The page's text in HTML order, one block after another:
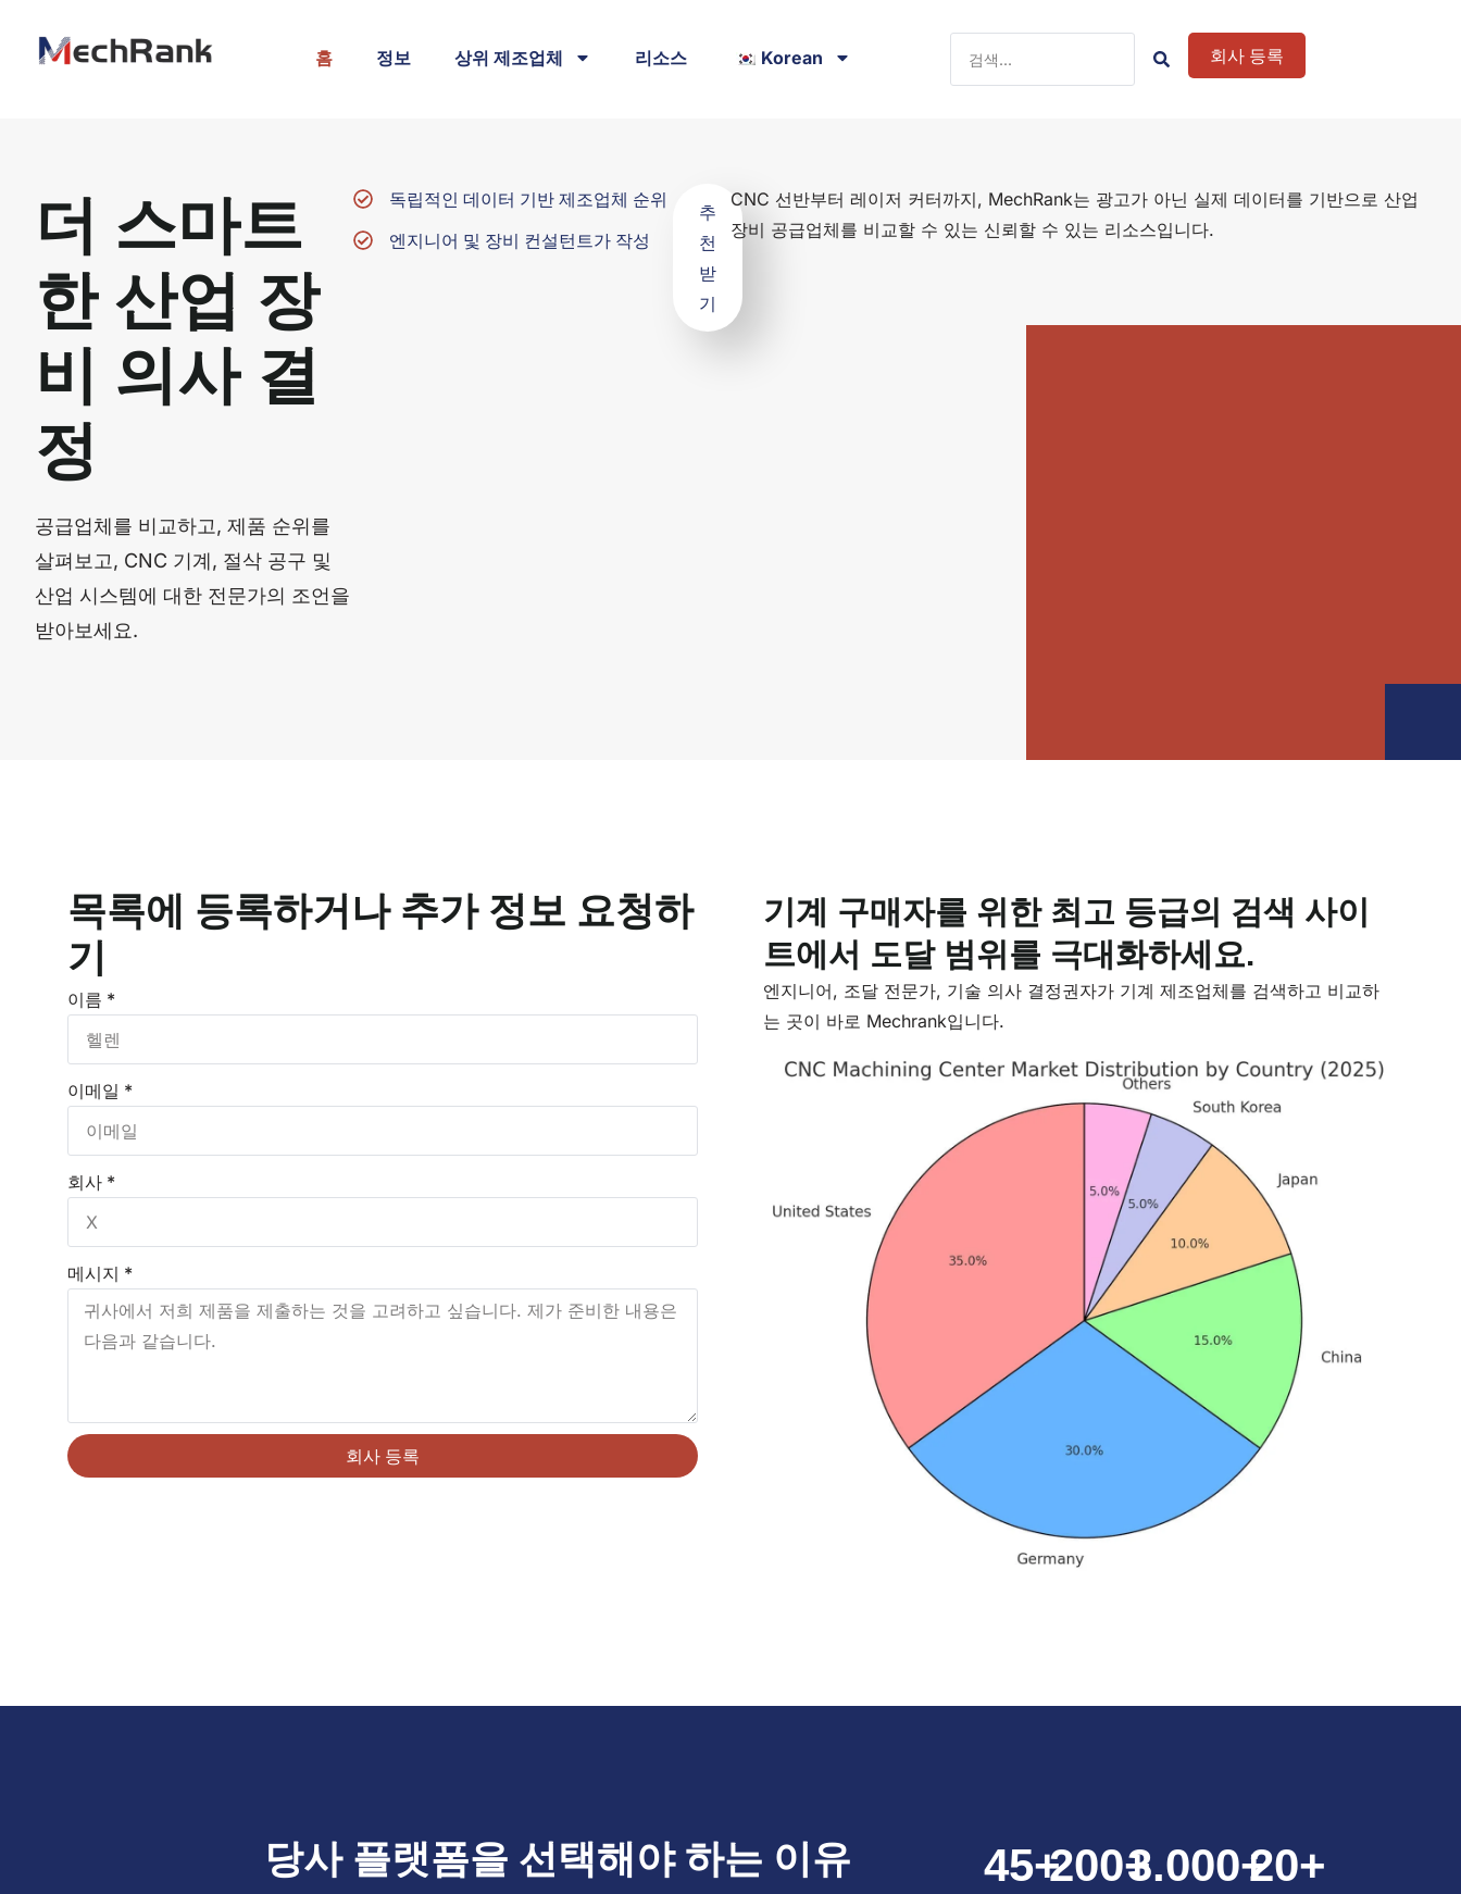
홈 정보 상위 제조업체 리소스 Korean 회사 등록
더 스마트
한 산업 장
비 의사 결
정
공급업체를 비교하고, 제품 순위를
살펴보고, CNC 기계, 절삭 공구 및
산업 시스템에 대한 전문가의 조언을
받아보세요.
독립적인 데이터 기반 제조업체 순위
엔지니어 및 장비 컨설턴트가 작성
추
천
받
기
CNC 선반부터 레이저 커터까지, MechRank는 광고가 아닌 실제 데이터를 기반으로 산업
장비 공급업체를 비교할 수 있는 신뢰할 수 있는 리소스입니다.
목록에 등록하거나 추가 정보 요청하
기
이름 *
이메일 *
회사 *
메시지 *
회사 등록
기계 구매자를 위한 최고 등급의 검색 사이
트에서 도달 범위를 극대화하세요.
엔지니어, 조달 전문가, 기술 의사 결정권자가 기계 제조업체를 검색하고 비교하
는 곳이 바로 Mechrank입니다.
당사 플랫폼을 선택해야 하는 이유 45+200+
3.000+
20+